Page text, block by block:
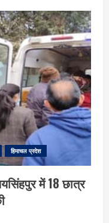
हिमाचल प्रदेश
में 18 छात्र